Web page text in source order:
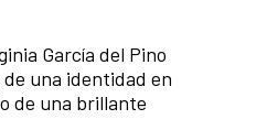
García del Pino
una identidad en
de una brillante